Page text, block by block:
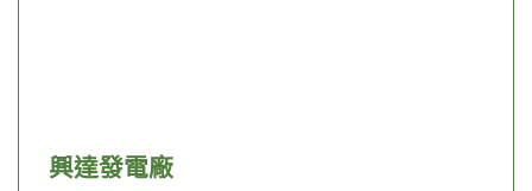
興達發電廠